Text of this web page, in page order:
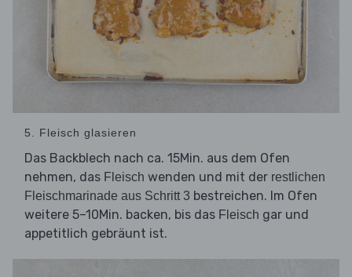
5. Fleisch glasieren
Das Backblech nach ca. 15Min. aus dem Ofen
nehmen, das Fleisch wenden und mit der restlichen
Fleischmarinade aus Schritt 3 bestreichen. Im Ofen
weitere 5–10Min. backen, bis das Fleisch gar und
appetitlich gebräunt ist.